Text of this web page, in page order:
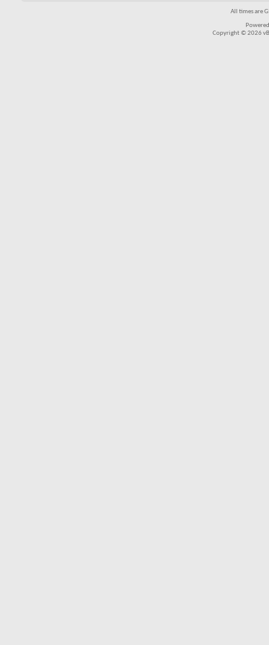
All times are
Copyright © 2026